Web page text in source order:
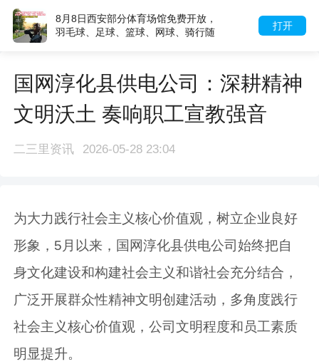
打开
8月8日西安部分体育场馆免费开放，
羽毛球、足球、篮球、网球、骑行随
国网淳化县供电公司：深耕精神
文明沃土 奏响职工宣教强音
二三里资讯 2026-05-28 23:04
为大力践行社会主义核心价值观，树立企业良好
形象，5月以来，国网淳化县供电公司始终把自
身文化建设和构建社会主义和谐社会充分结合，
广泛开展群众性精神文明创建活动，多角度践行
社会主义核心价值观，公司文明程度和员工素质
明显提升。